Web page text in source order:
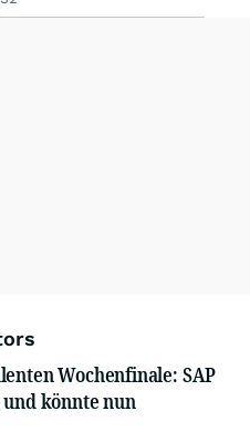
Wochenfinale: SAP
könnte nun